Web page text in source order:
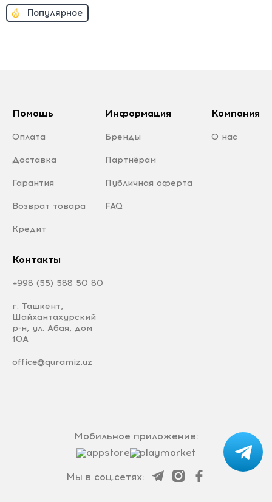
Популярное
Помощь
Оплата
Доставка
Гарантия
Возврат товара
Кредит
Информация
Бренды
Партнёрам
Публичная оферта
FAQ
Компания
О нас
Контакты
+998 (55) 588 50 80
г. Ташкент,
Шайхантахурский
р-н, ул. Абая, дом
10А
office@quramiz.uz
Мобильное приложение:
Мы в соц.сетях: